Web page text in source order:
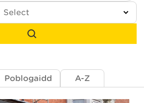
Poblogaidd A-Z